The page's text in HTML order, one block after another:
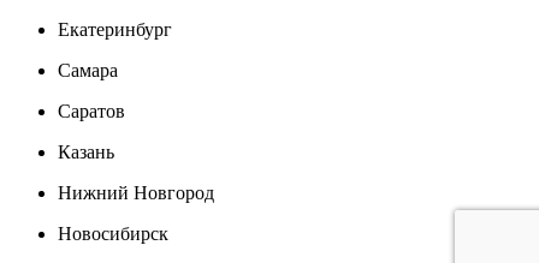
Екатеринбург
Самара
Саратов
Казань
Нижний Новгород
Новосибирск